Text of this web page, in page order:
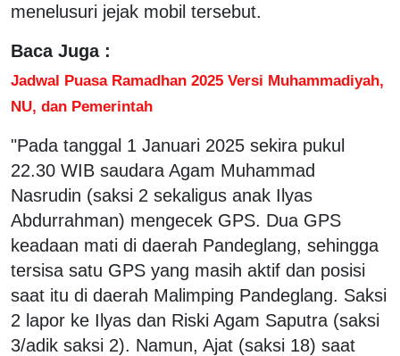
menelusuri jejak mobil tersebut.
Baca Juga :
Jadwal Puasa Ramadhan 2025 Versi Muhammadiyah,
NU, dan Pemerintah
"Pada tanggal 1 Januari 2025 sekira pukul
22.30 WIB saudara Agam Muhammad
Nasrudin (saksi 2 sekaligus anak Ilyas
Abdurrahman) mengecek GPS. Dua GPS
keadaan mati di daerah Pandeglang, sehingga
tersisa satu GPS yang masih aktif dan posisi
saat itu di daerah Malimping Pandeglang. Saksi
2 lapor ke Ilyas dan Riski Agam Saputra (saksi
3/adik saksi 2). Namun, Ajat (saksi 18) saat